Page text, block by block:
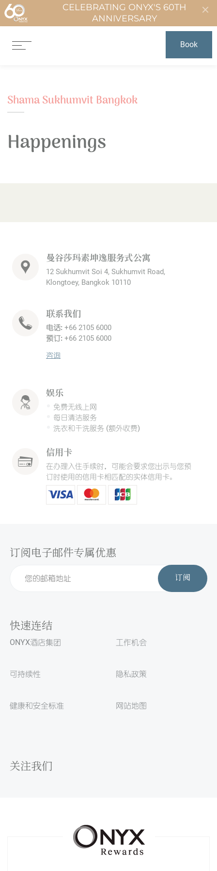
CELEBRATING ONYX'S 60TH
ANNIVERSARY
Book
Shama Sukhumvit Bangkok
Happenings
曼谷莎玛素坤逸服务式公寓
12 Sukhumvit Soi 4, Sukhumvit Road,
Klongtoey, Bangkok 10110
联系我们
电话: +66 2105 6000
预订: +66 2105 6000
咨询
娱乐
免费无线上网
每日清洁服务
洗衣和干洗服务 (额外收费)
信用卡
在办理入住手续时，可能会要求您出示与您预
订时使用的信用卡相匹配的实体信用卡。
订阅电子邮件专属优惠
订阅
快速连结
ONYX酒店集团
可持续性
健康和安全标准
工作机会
隐私政策
网站地图
关注我们